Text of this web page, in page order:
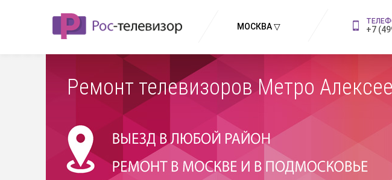
МОСКВА ▽ +7
Ремонт телевизоров Метро